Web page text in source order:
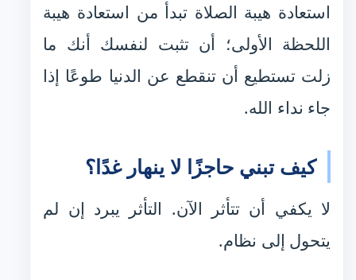
استعادة هيبة الصلاة تبدأ من استعادة هيبة
اللحظة الأولى؛ أن تثبت لنفسك أنك ما
زلت تستطيع أن تنقطع عن الدنيا طوعًا إذا
جاء نداء الله.
كيف تبني حاجزًا لا ينهار غدًا؟
لا يكفي أن تتأثر الآن. التأثر يبرد إن لم
يتحول إلى نظام.